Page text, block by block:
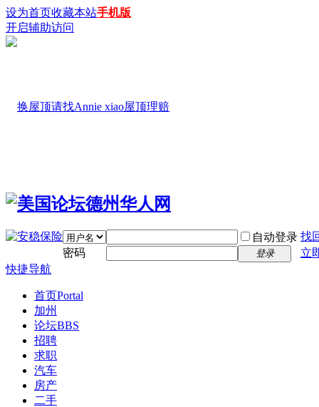
设为首页收藏本站手机版
开启辅助访问
自动登录 找
密码
登录
立
快捷导航
首页Portal
加州
论坛BBS
招聘
求职
汽车
房产
二手